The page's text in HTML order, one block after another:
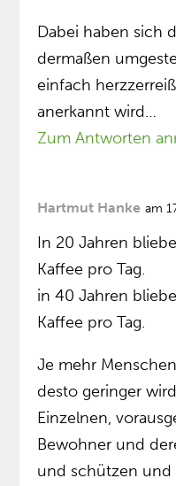
Dabei haben sich
dermaßen
einfach
anerkannt wird…
Zum Antworten
Hartmut Hanke am
In 20 Jahren
Kaffee pro Tag.
in 40 Jahren
Kaffee pro Tag.
Je mehr
desto geringer
Einzelnen,
Bewohner und
und schützen und